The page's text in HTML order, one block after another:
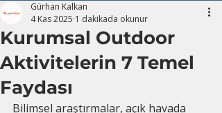
Kurumsal Outdoor
Aktivitelerin 7 Temel
Faydası
Gürhan Kalkan
4 Kas 2025 1 dakikada okunur
Bilimsel araştırmalar, açık havada